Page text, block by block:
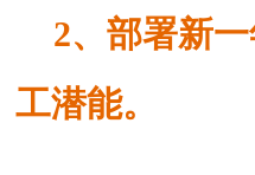
2、 部署新
工潜能。